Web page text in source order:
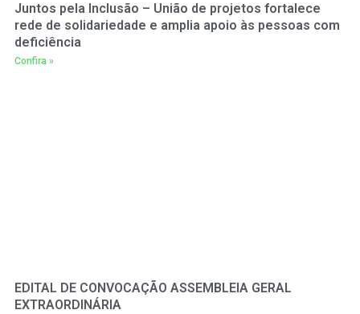
Juntos pela Inclusão – União de projetos fortalece
rede de solidariedade e amplia apoio às pessoas com
deficiência
Confira »
EDITAL DE CONVOCAÇÃO ASSEMBLEIA GERAL
EXTRAORDINÁRIA